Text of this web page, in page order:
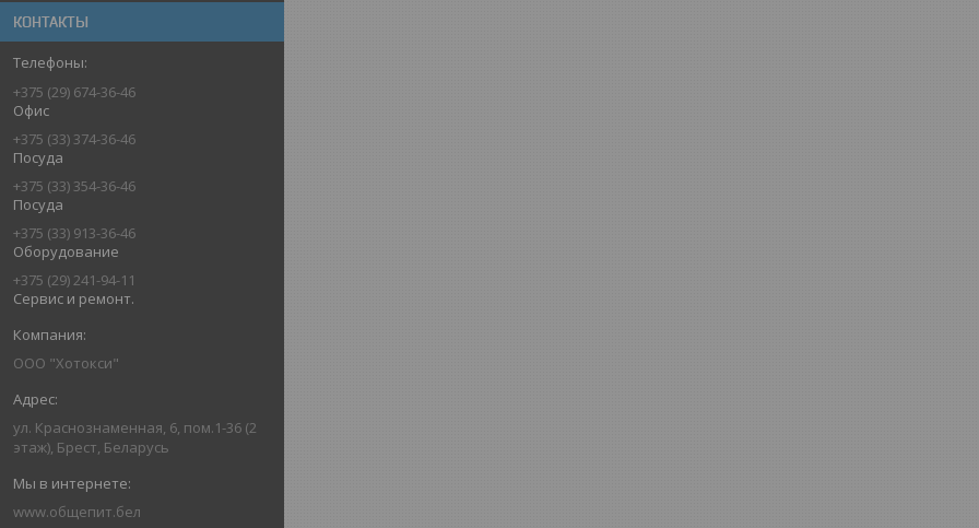
КОНТАКТЫ
+375 (29) 674-36-46
Офис
+375 (33) 374-36-46
Посуда
+375 (33) 354-36-46
Посуда
+375 (33) 913-36-46
Оборудование
+375 (29) 241-94-11
Сервис и ремонт.
ООО "Хотокси"
ул. Краснознаменная, 6, пом.1-36 (2
этаж), Брест, Беларусь
www.общепит.бел